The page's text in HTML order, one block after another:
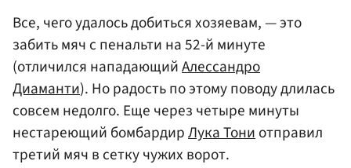
Все, чего удалось добиться хозяевам, — это
забить мяч с пенальти на 52-й минуте
(отличился нападающийАлессандро
Диаманти). Но радость по этому поводу длилась
совсем недолго. Еще через четыре минуты
нестареющий бомбардирЛука Тониотправил
третий мяч в сетку чужих ворот.